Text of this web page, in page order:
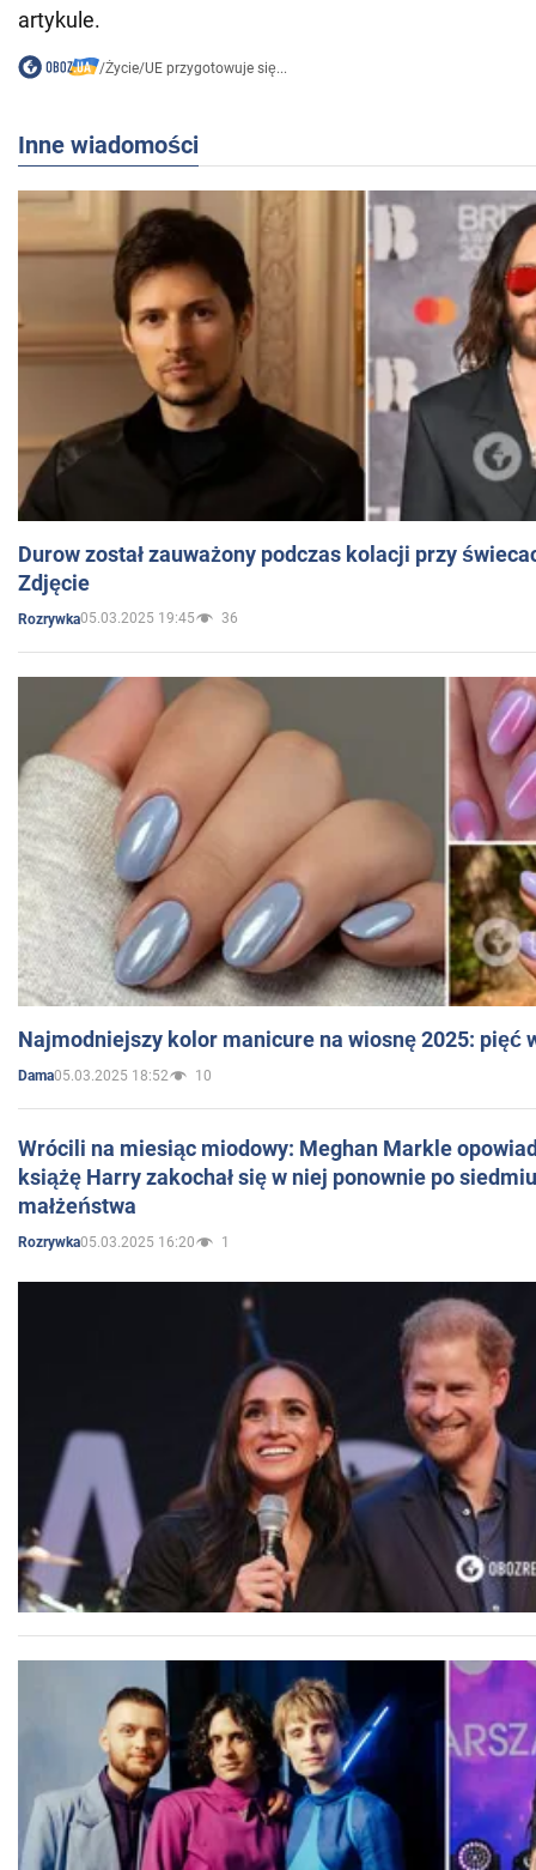
artykule.
/Życie/UE przygotowuje się...
Inne wiadomości
Durow został zauważony podczas kolacji przy
Zdjęcie
Rozrywka05.03.2025 19:45 36
Najmodniejszy kolor manicure na wiosnę 2025: pięć
Dama05.03.2025 18:52 10
Wrócili na miesiąc miodowy: Meghan Markle
książę Harry zakochał się w niej ponownie po
małżeństwa
Rozrywka05.03.2025 16:20 1